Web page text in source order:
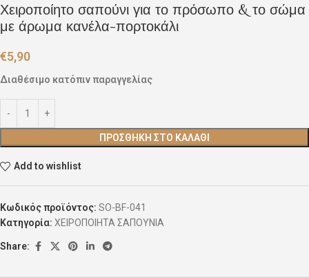
Χειροποίητο σαπούνι για το πρόσωπο & το σώμα
με άρωμα κανέλα-πορτοκάλι
€5,90
Διαθέσιμο κατόπιν παραγγελίας
ΠΡΟΣΘΉΚΗ ΣΤΟ ΚΑΛΆΘΙ
Add to wishlist
Κωδικός προϊόντος: SO-BF-041
Κατηγορία: ΧΕΙΡΟΠΟΙΗΤΑ ΣΑΠΟΥΝΙΑ
Share: